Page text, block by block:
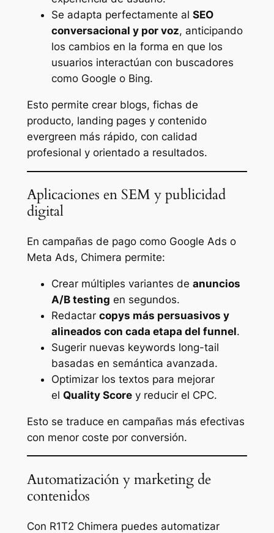
Se adapta perfectamente al SEO
conversacional y por voz, anticipando
los cambios en la forma en que los
usuarios interactúan con buscadores
como Google o Bing.
Esto permite crear blogs, fichas de
producto, landing pages y contenido
evergreen más rápido, con calidad
profesional y orientado a resultados.
Aplicaciones en SEM y publicidad
digital
En campañas de pago como Google Ads o
Meta Ads, Chimera permite:
Crear múltiples variantes de anuncios
A/B testing en segundos.
Redactar copys más persuasivos y
alineados con cada etapa del funnel.
Sugerir nuevas keywords long-tail
basadas en semántica avanzada.
Optimizar los textos para mejorar
el Quality Scorey reducir el CPC.
Esto se traduce en campañas más efectivas
con menor coste por conversión.
Automatización y marketing de
contenidos
Con R1T2 Chimera puedes automatizar